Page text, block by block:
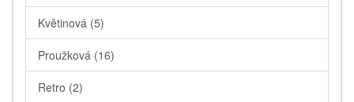
Květinová (5)
Proužková (16)
Retro (2)